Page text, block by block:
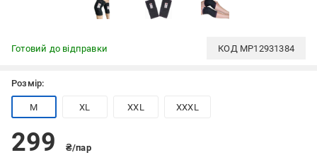
Готовий до відправки КОД MP12931384
Розмір:
M XL XXL XXXL
299 ₴/пар